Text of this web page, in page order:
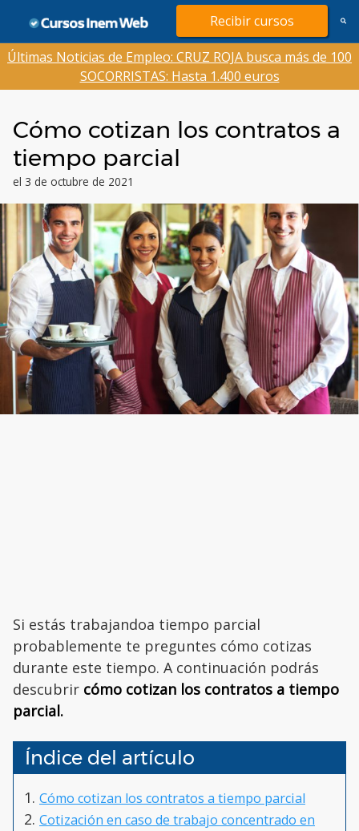
contenido
Recibir cursos
Últimas Noticias de Empleo: CRUZ ROJA busca más de 100
SOCORRISTAS: Hasta 1.400 euros
Cómo cotizan los contratos a
tiempo parcial
el 3 de octubre de 2021
Si estás trabajandoa tiempo parcial
probablemente te preguntes cómo cotizas
durante este tiempo. A continuación podrás
descubrir cómo cotizan los contratos a tiempo
parcial.
Índice del artículo
Cómo cotizan los contratos a tiempo parcial
Cotización en caso de trabajo concentrado en